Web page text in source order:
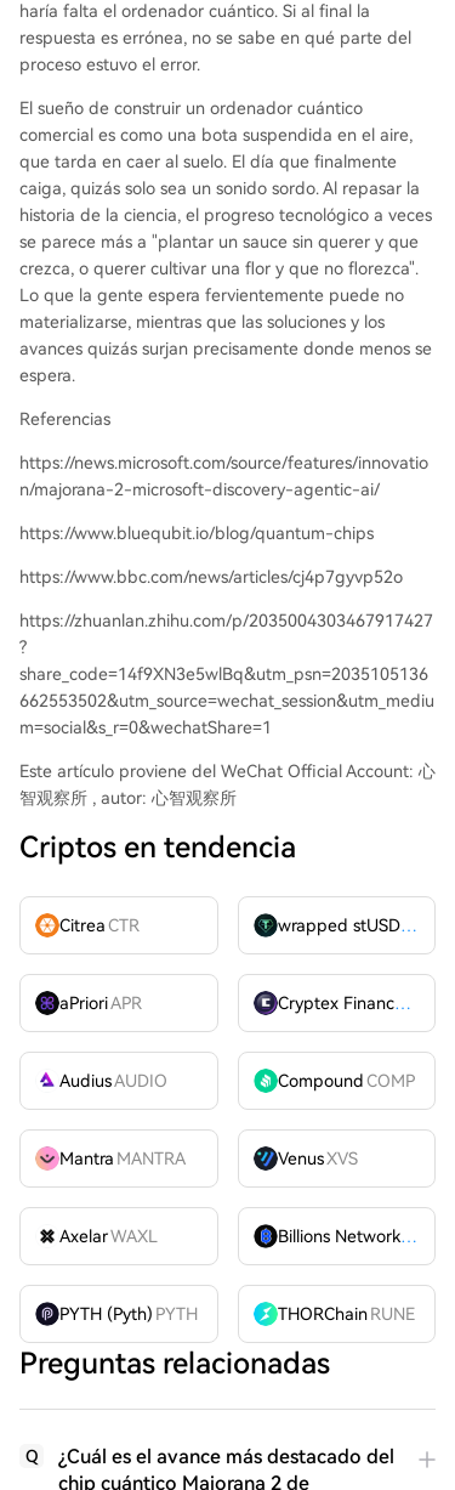
haría falta el ordenador cuántico. Si al final la
respuesta es errónea, no se sabe en qué parte del
proceso estuvo el error.
El sueño de construir un ordenador cuántico
comercial es como una bota suspendida en el aire,
que tarda en caer al suelo. El día que finalmente
caiga, quizás solo sea un sonido sordo. Al repasar la
historia de la ciencia, el progreso tecnológico a veces
se parece más a "plantar un sauce sin querer y que
crezca, o querer cultivar una flor y que no florezca".
Lo que la gente espera fervientemente puede no
materializarse, mientras que las soluciones y los
avances quizás surjan precisamente donde menos se
espera.
Referencias
https://news.microsoft.com/source/features/innovatio
n/majorana-2-microsoft-discovery-agentic-ai/
https://www.bluequbit.io/blog/quantum-chips
https://www.bbc.com/news/articles/cj4p7gyvp52o
https://zhuanlan.zhihu.com/p/2035004303467917427
?
share_code=14f9XN3e5wlBq&utm_psn=2035105136
662553502&utm_source=wechat_session&utm_mediu
m=social&s_r=0&wechatShare=1
Este artículo proviene del WeChat Official Account: 心
智观察所 , autor: 心智观察所
Criptos en tendencia
CitreaCTR wrapped stUSDT
aPrioriAPR Cryptex FinanceCTX
AudiusAUDIO CompoundCOMP
Mantra MANTRA VenusXVS
AxelarWAXL Billions Network
BILL
PYTH (Pyth) PYTH THORChain RUNE
Preguntas relacionadas
Q
¿Cuál es el avance más destacado del
chip cuántico Majorana 2 de